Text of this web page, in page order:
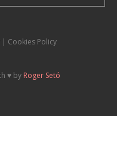
| Cookies Policy
♥️ by Roger Setó